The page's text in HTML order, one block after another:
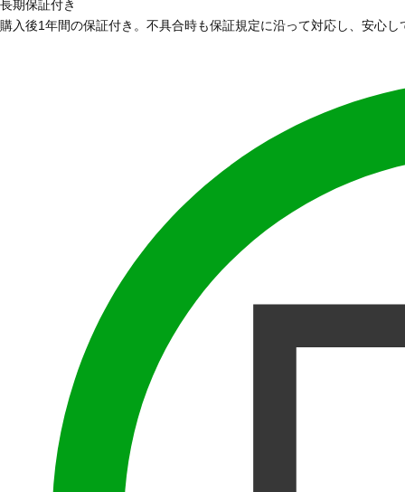
長期保証付き
購入後1年間の保証付き。不具合時も保証規定に沿って対応し、安心